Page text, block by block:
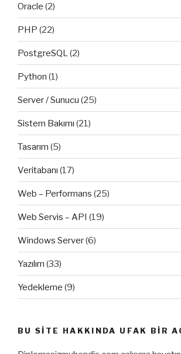
Oracle (2)
PHP (22)
PostgreSQL(2)
Python (1)
Server / Sunucu (25)
Sistem Bakımı (21)
Tasarım (5)
Veritabanı (17)
Web – Performans (25)
Web Servis – API (19)
Windows Server(6)
Yazılım (33)
Yedekleme (9)
BU SITE HAKKINDA UFAK BIR